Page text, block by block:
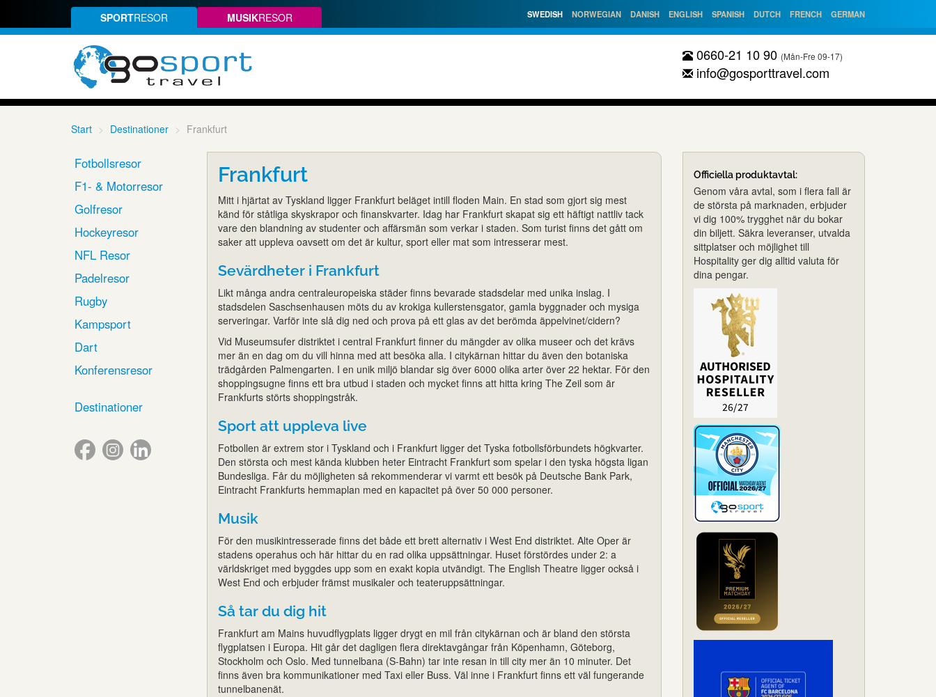
SPORTRESOR MUSIKRESOR SWEDISH NORWEGIAN DANISH ENGLISH SPANISH DUTCH FRENCH GERMAN
0660-21 10 90 (Mån-Fre 09-17)
info@gosporttravel.com
Start Destinationer Frankfurt
Fotbollsresor
F1- & Motorresor
Golfresor
Hockeyresor
NFL Resor
Padelresor
Rugby
Kampsport
Dart
Konferensresor
Destinationer
Frankfurt
Mitt i hjärtat av Tyskland ligger Frankfurt beläget intill floden Main. En stad som gjort sig mest
känd för ståtliga skyskrapor och finanskvarter. Idag har Frankfurt skapat sig ett häftigt nattliv tack
vare den blandning av studenter och affärsmän som verkar i staden. Som turist finns det gått om
saker att uppleva oavsett om det är kultur, sport eller mat som intresserar mest.
Sevärdheter i Frankfurt
Likt många andra centraleuropeiska städer finns bevarade stadsdelar med unika inslag. I
stadsdelen Saschsenhausen möts du av krokiga kullerstensgator, gamla byggnader och mysiga
serveringar. Varför inte slå dig ned och prova på ett glas av det berömda äppelvinet/cidern?
Vid Museumsufer distriktet i central Frankfurt finner du mängder av olika museer och det krävs
mer än en dag om du vill hinna med att besöka alla. I citykärnan hittar du även den botaniska
trädgården Palmengarten. I en unik miljö blandar sig över 6000 olika arter över 22 hektar. För den
shoppingsugne finns ett bra utbud i staden och mycket finns att hitta kring The Zeil som är
Frankfurts störts shoppingstråk.
Sport att uppleva live
Fotbollen är extrem stor i Tyskland och i Frankfurt ligger det Tyska fotbollsförbundets högkvarter.
Den största och mest kända klubben heter Eintracht Frankfurt som spelar i den tyska högsta ligan
Bundesliga. Får du möjligheten så rekommenderar vi varmt ett besök på Deutsche Bank Park,
Eintracht Frankfurts hemmaplan med en kapacitet på över 50 000 personer.
Musik
För den musikintresserade finns det både ett brett alternativ i West End distriktet. Alte Oper är
stadens operahus och här hittar du en rad olika uppsättningar. Huset förstördes under 2: a
världskriget med byggdes upp som en exakt kopia utvändigt. The English Theatre ligger också i
West End och erbjuder främst musikaler och teateruppsättningar.
Så tar du dig hit
Frankfurt am Mains huvudflygplats ligger drygt en mil från citykärnan och är bland den största
flygplatsen i Europa. Hit går det dagligen flera direktavgångar från Köpenhamn, Göteborg,
Stockholm och Oslo. Med tunnelbana (S-Bahn) tar inte resan in till city mer än 10 minuter. Det
finns även bra kommunikationer med Taxi eller Buss. Väl inne i Frankfurt finns ett väl fungerande
tunnelbanenät.
Officiella produktavtal:
Genom våra avtal, som i flera fall är
de största på marknaden, erbjuder
vi dig 100% trygghet när du bokar
din biljett. Säkra leveranser, utvalda
sittplatser och möjlighet till
Hospitality ger dig alltid valuta för
dina pengar.